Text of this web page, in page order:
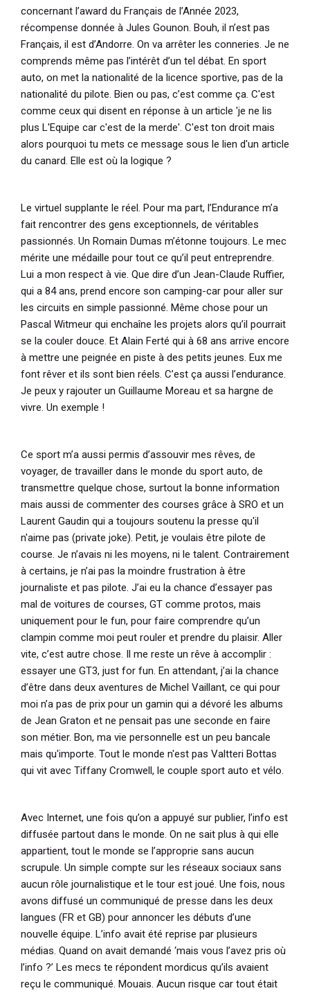
concernant l’award du Français de l’Année 2023,
récompense donnée à Jules Gounon. Bouh, il n’est pas
Français, il est d’Andorre. On va arrêter les conneries. Je ne
comprends même pas l’intérêt d’un tel débat. En sport
auto, on met la nationalité de la licence sportive, pas de la
nationalité du pilote. Bien ou pas, c’est comme ça. C'est
comme ceux qui disent en réponse à un article 'je ne lis
plus L'Equipe car c'est de la merde'. C'est ton droit mais
alors pourquoi tu mets ce message sous le lien d'un article
du canard. Elle est où la logique ?
Le virtuel supplante le réel. Pour ma part, l’Endurance m’a
fait rencontrer des gens exceptionnels, de véritables
passionnés. Un Romain Dumas m’étonne toujours. Le mec
mérite une médaille pour tout ce qu’il peut entreprendre.
Lui a mon respect à vie. Que dire d’un Jean-Claude Ruffier,
qui a 84 ans, prend encore son camping-car pour aller sur
les circuits en simple passionné. Même chose pour un
Pascal Witmeur qui enchaîne les projets alors qu’il pourrait
se la couler douce. Et Alain Ferté qui à 68 ans arrive encore
à mettre une peignée en piste à des petits jeunes. Eux me
font rêver et ils sont bien réels. C’est ça aussi l’endurance.
Je peux y rajouter un Guillaume Moreau et sa hargne de
vivre. Un exemple !
Ce sport m’a aussi permis d’assouvir mes rêves, de
voyager, de travailler dans le monde du sport auto, de
transmettre quelque chose, surtout la bonne information
mais aussi de commenter des courses grâce à SRO et un
Laurent Gaudin qui a toujours soutenu la presse qu'il
n'aime pas (private joke). Petit, je voulais être pilote de
course. Je n’avais ni les moyens, ni le talent. Contrairement
à certains, je n’ai pas la moindre frustration à être
journaliste et pas pilote. J’ai eu la chance d’essayer pas
mal de voitures de courses, GT comme protos, mais
uniquement pour le fun, pour faire comprendre qu’un
clampin comme moi peut rouler et prendre du plaisir. Aller
vite, c’est autre chose. Il me reste un rêve à accomplir :
essayer une GT3, just for fun. En attendant, j’ai la chance
d’être dans deux aventures de Michel Vaillant, ce qui pour
moi n’a pas de prix pour un gamin qui a dévoré les albums
de Jean Graton et ne pensait pas une seconde en faire
son métier. Bon, ma vie personnelle est un peu bancale
mais qu'importe. Tout le monde n'est pas Valtteri Bottas
qui vit avec Tiffany Cromwell, le couple sport auto et vélo.
Avec Internet, une fois qu’on a appuyé sur publier, l’info est
diffusée partout dans le monde. On ne sait plus à qui elle
appartient, tout le monde se l’approprie sans aucun
scrupule. Un simple compte sur les réseaux sociaux sans
aucun rôle journalistique et le tour est joué. Une fois, nous
avons diffusé un communiqué de presse dans les deux
langues (FR et GB) pour annoncer les débuts d’une
nouvelle équipe. L’info avait été reprise par plusieurs
médias. Quand on avait demandé ‘mais vous l’avez pris où
l’info ?’ Les mecs te répondent mordicus qu’ils avaient
reçu le communiqué. Mouais. Aucun risque car tout était